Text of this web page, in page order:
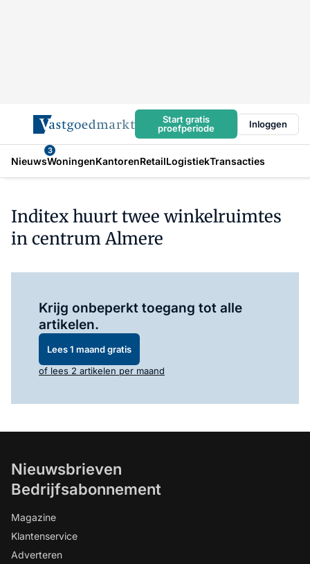
Start gratis
proefperiode
Inloggen
Nieuws
3
WoningenKantorenRetailLogistiekTransacties
Inditex huurt twee winkelruimtes
in centrum Almere
Krijg onbeperkt toegang tot alle
artikelen.
Lees 1 maand gratis
of lees 2 artikelen per maand
Nieuwsbrieven
Bedrijfsabonnement
Magazine
Klantenservice
Adverteren